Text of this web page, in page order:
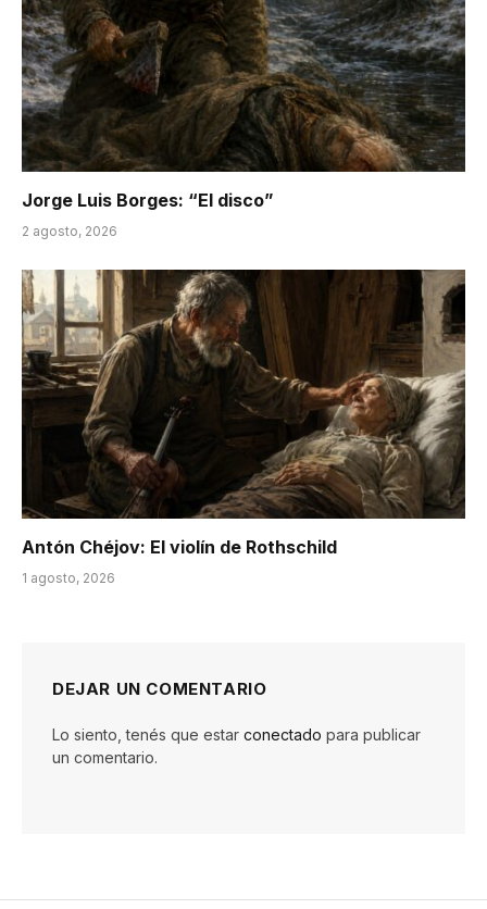
Jorge Luis Borges: “El disco”
2 agosto, 2026
Antón Chéjov: El violín de Rothschild
1 agosto, 2026
DEJAR UN COMENTARIO
Lo siento, tenés que estar conectado para publicar
un comentario.